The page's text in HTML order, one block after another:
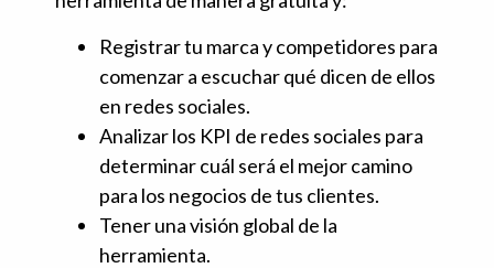
Registrar tu marca y competidores para
comenzar a escuchar qué dicen de ellos
en redes sociales.
Analizar los KPI de redes sociales para
determinar cuál será el mejor camino
para los negocios de tus clientes.
Tener una visión global de la
herramienta.